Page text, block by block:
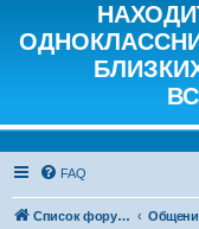
FAQ
Список форумов